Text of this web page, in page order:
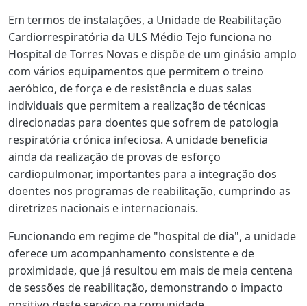
Em termos de instalações, a Unidade de Reabilitação
Cardiorrespiratória da ULS Médio Tejo funciona no
Hospital de Torres Novas e dispõe de um ginásio amplo
com vários equipamentos que permitem o treino
aeróbico, de força e de resistência e duas salas
individuais que permitem a realização de técnicas
direcionadas para doentes que sofrem de patologia
respiratória crónica infeciosa. A unidade beneficia
ainda da realização de provas de esforço
cardiopulmonar, importantes para a integração dos
doentes nos programas de reabilitação, cumprindo as
diretrizes nacionais e internacionais.
Funcionando em regime de "hospital de dia", a unidade
oferece um acompanhamento consistente e de
proximidade, que já resultou em mais de meia centena
de sessões de reabilitação, demonstrando o impacto